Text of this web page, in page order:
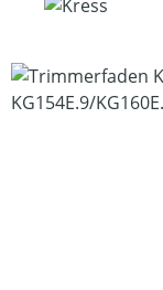
Bildergalerie